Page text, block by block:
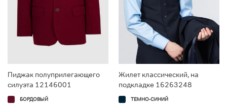
Пиджак полуприлегающего
силуэта 12146001
БОРДОВЫЙ
Жилет классический, на
подкладке 16263248
ТЕМНО-СИНИЙ